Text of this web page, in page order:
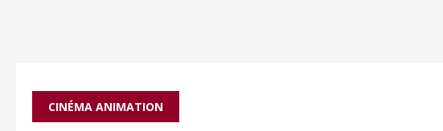
CINÉMA ANIMATION